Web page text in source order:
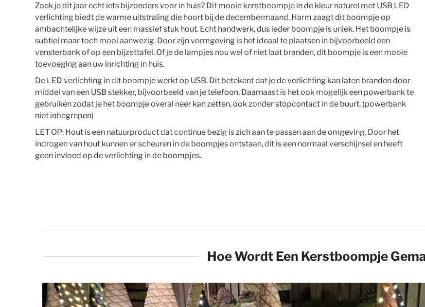
Zoek je dit jaar echt iets bijzonders voor in huis? Dit mooie kerstboompje in de kleur naturel met USB LED
verlichting biedt de warme uitstraling die hoort bij de decembermaand. Harm zaagt dit boompje op
ambachtelijke wijze uit een massief stuk hout. Echt handwerk, dus ieder boompje is uniek. Het boompje is
subtiel maar toch mooi aanwezig. Door zijn vormgeving is het ideaal te plaatsen in bijvoorbeeld een
vensterbank of op een bijzettafel. Of je de lampjes nou wel of niet laat branden, dit boompje is een mooie
toevoeging aan uw inrichting in huis.
De LED verlichting in dit boompje werkt op USB. Dit betekent dat je de verlichting kan laten branden door
middel van een USB stekker, bijvoorbeeld van je telefoon. Daarnaast is het ook mogelijk een powerbank te
gebruiken zodat je het boompje overal neer kan zetten, ook zonder stopcontact in de buurt. (powerbank
niet inbegrepen)
LET OP: Hout is een natuurproduct dat continue bezig is zich aan te passen aan de omgeving. Door het
indrogen van hout kunnen er scheuren in de boompjes ontstaan, dit is een normaal verschijnsel en heeft
geen invloed op de verlichting in de boompjes.
Hoe Wordt Een Kerstboompje